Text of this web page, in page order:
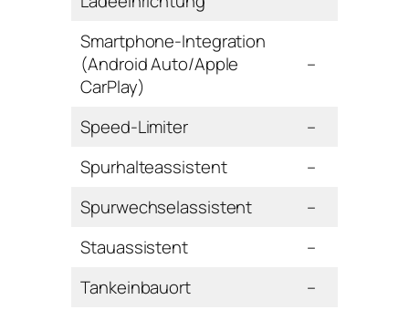
Smartphone-Integration
(Android Auto/Apple
CarPlay)
–
Speed-Limiter
–
Spurhalteassistent
–
Spurwechselassistent
–
Stauassistent
–
Tankeinbauort
–